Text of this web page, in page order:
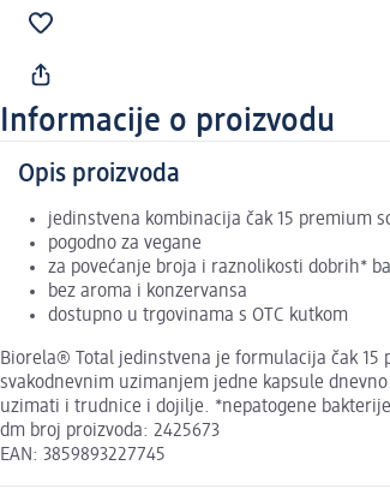
Informacije o proizvodu
Opis proizvoda
jedinstvena kombinacija čak 15 premium
pogodno za vegane
za povećanje broja i raznolikosti dobrih*
bez aroma i konzervansa
dostupno u trgovinama s OTC kutkom
Biorela® Total jedinstvena je formulacija čak
svakodnevnim uzimanjem jedne kapsule
uzimati i trudnice i dojilje. *nepatogene
dm broj proizvoda: 2425673
EAN: 3859893227745